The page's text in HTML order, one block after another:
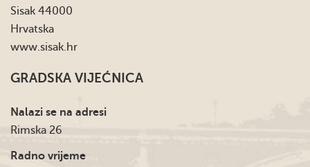
Sisak 44000
Hrvatska
www.sisak.hr
GRADSKA VIJEĆNICA
Nalazi se na adresi
Rimska 26
Radno vrijeme